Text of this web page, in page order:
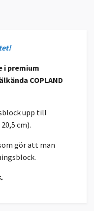
i premium
COPLAND
upp till
cm).
gör att man